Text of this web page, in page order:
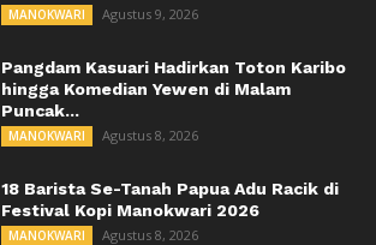
MANOKWARI Agustus 9, 2026
Pangdam Kasuari Hadirkan Toton Karibo
hingga Komedian Yewen di Malam
Puncak...
MANOKWARI Agustus 8, 2026
18 Barista Se-Tanah Papua Adu Racik di
Festival Kopi Manokwari 2026
MANOKWARI Agustus 8, 2026